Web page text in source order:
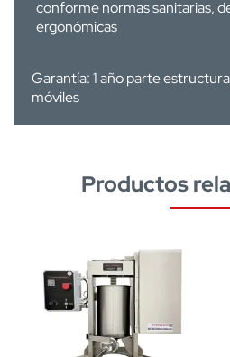
conforme normas sanitarias,
ergonómicas
Garantía: 1 año parte
móviles
Productos